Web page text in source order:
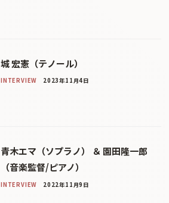
城 宏憲（テノール）
INTERVIEW 2023年11月4日
青木エマ（ソプラノ） ＆ 園田隆一郎
（音楽監督/ピアノ）
INTERVIEW 2022年11月9日